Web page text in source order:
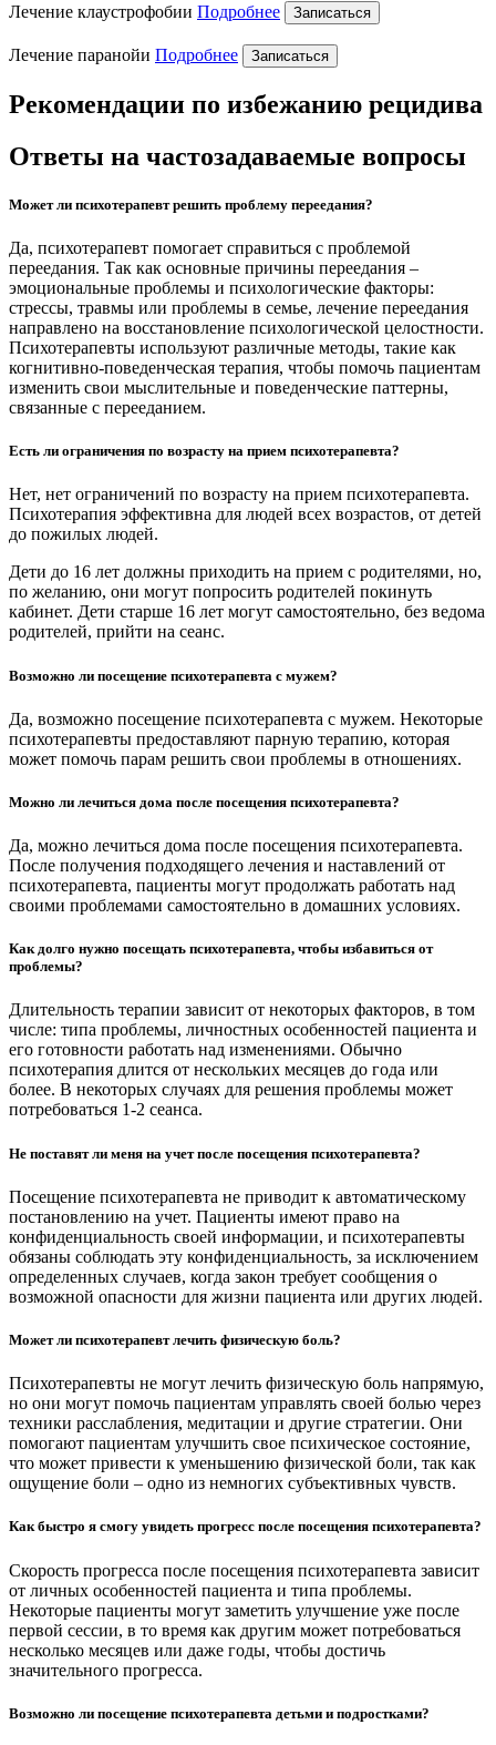
Лечение клаустрофобии Подробнее Записаться
Лечение паранойи Подробнее Записаться
Рекомендации по избежанию рецидива
Ответы на частозадаваемые вопросы
Может ли психотерапевт решить проблему переедания?
Да, психотерапевт помогает справиться с проблемой
переедания. Так как основные причины переедания –
эмоциональные проблемы и психологические факторы:
стрессы, травмы или проблемы в семье, лечение переедания
направлено на восстановление психологической целостности.
Психотерапевты используют различные методы, такие как
когнитивно-поведенческая терапия, чтобы помочь пациентам
изменить свои мыслительные и поведенческие паттерны,
связанные с перееданием.
Есть ли ограничения по возрасту на прием психотерапевта?
Нет, нет ограничений по возрасту на прием психотерапевта.
Психотерапия эффективна для людей всех возрастов, от детей
до пожилых людей.
Дети до 16 лет должны приходить на прием с родителями, но,
по желанию, они могут попросить родителей покинуть
кабинет. Дети старше 16 лет могут самостоятельно, без ведома
родителей, прийти на сеанс.
Возможно ли посещение психотерапевта с мужем?
Да, возможно посещение психотерапевта с мужем. Некоторые
психотерапевты предоставляют парную терапию, которая
может помочь парам решить свои проблемы в отношениях.
Можно ли лечиться дома после посещения психотерапевта?
Да, можно лечиться дома после посещения психотерапевта.
После получения подходящего лечения и наставлений от
психотерапевта, пациенты могут продолжать работать над
своими проблемами самостоятельно в домашних условиях.
Как долго нужно посещать психотерапевта, чтобы избавиться от
проблемы?
Длительность терапии зависит от некоторых факторов, в том
числе: типа проблемы, личностных особенностей пациента и
его готовности работать над изменениями. Обычно
психотерапия длится от нескольких месяцев до года или
более. В некоторых случаях для решения проблемы может
потребоваться 1-2 сеанса.
Не поставят ли меня на учет после посещения психотерапевта?
Посещение психотерапевта не приводит к автоматическому
постановлению на учет. Пациенты имеют право на
конфиденциальность своей информации, и психотерапевты
обязаны соблюдать эту конфиденциальность, за исключением
определенных случаев, когда закон требует сообщения о
возможной опасности для жизни пациента или других людей.
Может ли психотерапевт лечить физическую боль?
Психотерапевты не могут лечить физическую боль напрямую,
но они могут помочь пациентам управлять своей болью через
техники расслабления, медитации и другие стратегии. Они
помогают пациентам улучшить свое психическое состояние,
что может привести к уменьшению физической боли, так как
ощущение боли – одно из немногих субъективных чувств.
Как быстро я смогу увидеть прогресс после посещения психотерапевта?
Скорость прогресса после посещения психотерапевта зависит
от личных особенностей пациента и типа проблемы.
Некоторые пациенты могут заметить улучшение уже после
первой сессии, в то время как другим может потребоваться
несколько месяцев или даже годы, чтобы достичь
значительного прогресса.
Возможно ли посещение психотерапевта детьми и подростками?